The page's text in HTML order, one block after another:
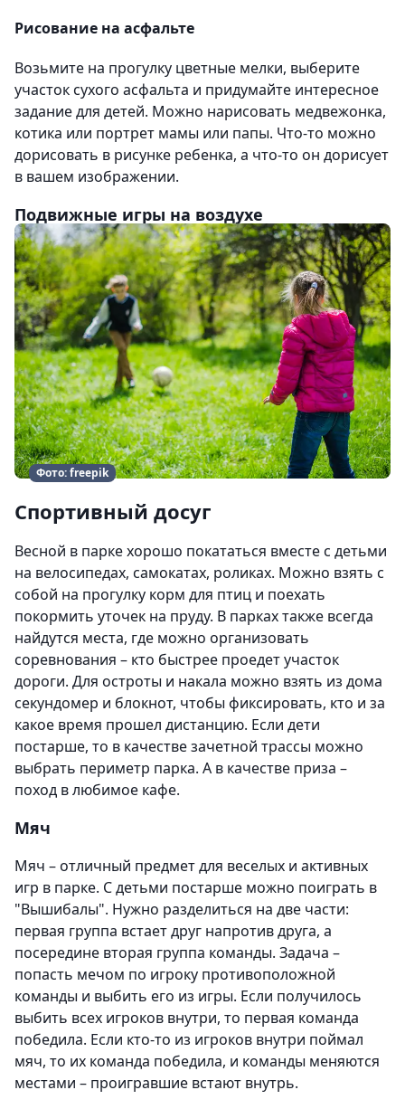
Рисование на асфальте
Возьмите на прогулку цветные мелки, выберите
участок сухого асфальта и придумайте интересное
задание для детей. Можно нарисовать медвежонка,
котика или портрет мамы или папы. Что-то можно
дорисовать в рисунке ребенка, а что-то он дорисует
в вашем изображении.
Подвижные игры на воздухе
Фото: freepik
Спортивный досуг
Весной в парке хорошо покататься вместе с детьми
на велосипедах, самокатах, роликах. Можно взять с
собой на прогулку корм для птиц и поехать
покормить уточек на пруду. В парках также всегда
найдутся места, где можно организовать
соревнования – кто быстрее проедет участок
дороги. Для остроты и накала можно взять из дома
секундомер и блокнот, чтобы фиксировать, кто и за
какое время прошел дистанцию. Если дети
постарше, то в качестве зачетной трассы можно
выбрать периметр парка. А в качестве приза –
поход в любимое кафе.
Мяч
Мяч – отличный предмет для веселых и активных
игр в парке. С детьми постарше можно поиграть в
"Вышибалы". Нужно разделиться на две части:
первая группа встает друг напротив друга, а
посередине вторая группа команды. Задача –
попасть мечом по игроку противоположной
команды и выбить его из игры. Если получилось
выбить всех игроков внутри, то первая команда
победила. Если кто-то из игроков внутри поймал
мяч, то их команда победила, и команды меняются
местами – проигравшие встают внутрь.